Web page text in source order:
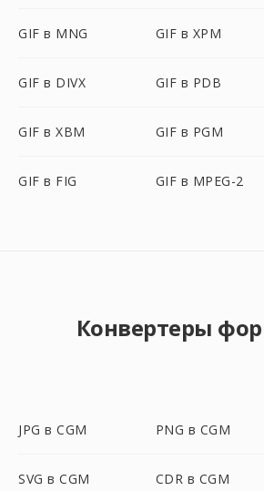
GIF в MNG GIF в XPM
GIF в DIVX GIF в PDB
GIF в XBM GIF в PGM
GIF в FIG GIF в MPEG-2
Конвертеры
JPG в CGM PNG в CGM
SVG в CGM CDR в CGM